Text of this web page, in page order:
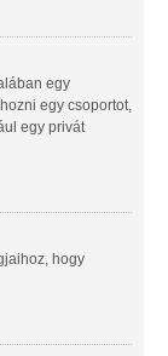
egy
egy csoportot,
egy privát
hogy